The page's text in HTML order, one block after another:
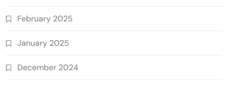
February 2025
January 2025
December 2024